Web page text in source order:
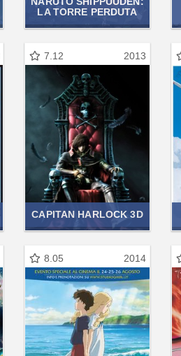
LA TORRE PERDUTA
7.12 2013
CAPITAN HARLOCK 3D
8.05 2014